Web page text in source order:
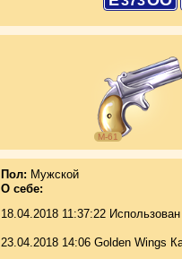
М-61
Пол: Мужской
О себе:
18.04.2018 11:37:22
23.04.2018 14:06 Golden Wings